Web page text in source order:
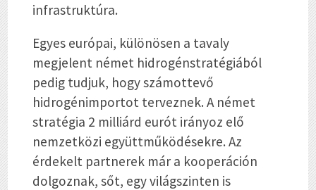
infrastruktúra.
Egyes európai, különösen a tavaly
megjelent német hidrogénstratégiából
pedig tudjuk, hogy számottevő
hidrogénimportot terveznek. A német
stratégia 2 milliárd eurót irányoz elő
nemzetközi együttműködésekre. Az
érdekelt partnerek már a kooperáción
dolgoznak, sőt, egy világszinten is